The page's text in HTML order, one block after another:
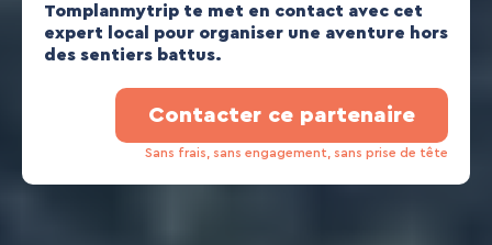
Tomplanmytrip te met en contact avec cet
expert local pour organiser une aventure hors
des sentiers battus.
Contacter ce partenaire
Sans frais, sans engagement, sans prise de tête